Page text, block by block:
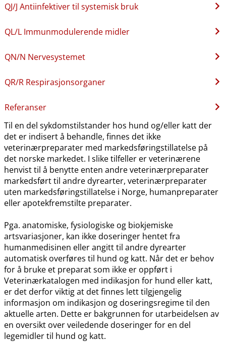
QJ​/​J Antiinfektiver til systemisk bruk
QL​/​L Immunmodulerende midler
QN​/​N Nervesystemet
QR​/​R Respirasjonsorganer
Referanser
Til en del sykdomstilstander hos hund og​/​eller katt der
det er indisert å behandle, finnes det ikke
veterinærpreparater med markedsføringstillatelse på
det norske markedet. I slike tilfeller er veterinærene
henvist til å benytte enten andre veterinærpreparater
markedsført til andre dyrearter, veterinærpreparater
uten markedsføringstillatelse i Norge, humanpreparater
eller apotekfremstilte preparater.
Pga. anatomiske, fysiologiske og biokjemiske
artsvariasjoner, kan ikke doseringer hentet fra
humanmedisinen eller angitt til andre dyrearter
automatisk overføres til hund og katt. Når det er behov
for å bruke et preparat som ikke er oppført i
Veterinærkatalogen med indikasjon for hund eller katt,
er det derfor viktig at det finnes lett tilgjengelig
informasjon om indikasjon og doseringsregime til den
aktuelle arten. Dette er bakgrunnen for utarbeidelsen av
en oversikt over veiledende doseringer for en del
legemidler til hund og katt.